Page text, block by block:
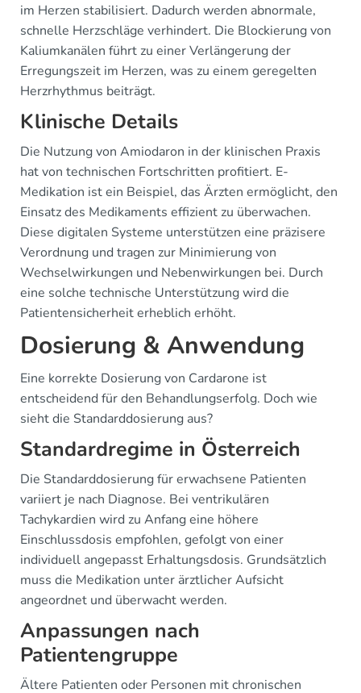
im Herzen stabilisiert. Dadurch werden abnormale,
schnelle Herzschläge verhindert. Die Blockierung von
Kaliumkanälen führt zu einer Verlängerung der
Erregungszeit im Herzen, was zu einem geregelten
Herzrhythmus beiträgt.
Klinische Details
Die Nutzung von Amiodaron in der klinischen Praxis
hat von technischen Fortschritten profitiert. E-
Medikation ist ein Beispiel, das Ärzten ermöglicht, den
Einsatz des Medikaments effizient zu überwachen.
Diese digitalen Systeme unterstützen eine präzisere
Verordnung und tragen zur Minimierung von
Wechselwirkungen und Nebenwirkungen bei. Durch
eine solche technische Unterstützung wird die
Patientensicherheit erheblich erhöht.
Dosierung & Anwendung
Eine korrekte Dosierung von Cardarone ist
entscheidend für den Behandlungserfolg. Doch wie
sieht die Standarddosierung aus?
Standardregime in Österreich
Die Standarddosierung für erwachsene Patienten
variiert je nach Diagnose. Bei ventrikulären
Tachykardien wird zu Anfang eine höhere
Einschlussdosis empfohlen, gefolgt von einer
individuell angepasst Erhaltungsdosis. Grundsätzlich
muss die Medikation unter ärztlicher Aufsicht
angeordnet und überwacht werden.
Anpassungen nach
Patientengruppe
Ältere Patienten oder Personen mit chronischen